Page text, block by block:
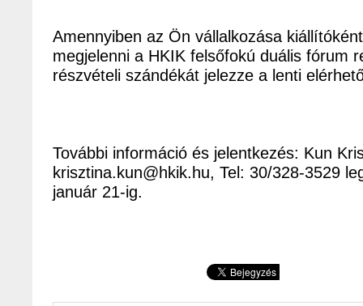
Amennyiben az Ön vállalkozása
megjelenni a HKIK felsőfokú duális fórum
részvételi szándékát jelezze a lenti
További információ és jelentkezés: Kun
krisztina.kun@hkik.hu, Tel: 30/328-3529
január 21-ig.